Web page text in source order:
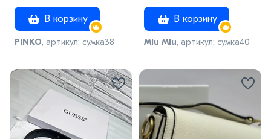
В корзину
PINKO, артикул: сумка38
В корзину
Miu Miu, артикул: сумка40